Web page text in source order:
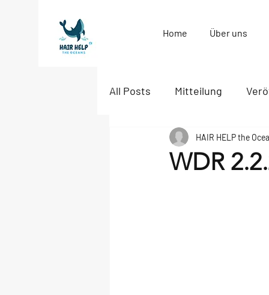
Home Über uns
All Posts Mitteilung
WDR
HAIR HELP the